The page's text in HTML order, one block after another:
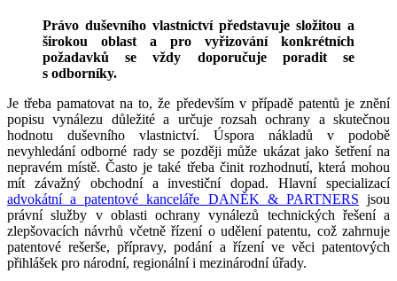
Právo duševního vlastnictví představuje složitou a
širokou oblast a pro vyřizování konkrétních
požadavků se vždy doporučuje poradit se
s odborníky.
Je třeba pamatovat na to, že především v případě patentů je znění
popisu vynálezu důležité a určuje rozsah ochrany a skutečnou
hodnotu duševního vlastnictví. Úspora nákladů v podobě
nevyhledání odborné rady se později může ukázat jako šetření na
nepravém místě. Často je také třeba činit rozhodnutí, která mohou
mít závažný obchodní a investiční dopad. Hlavní specializací
advokátní a patentové kanceláře DANĚK & PARTNERS jsou
právní služby v oblasti ochrany vynálezů technických řešení a
zlepšovacích návrhů včetně řízení o udělení patentu, což zahrnuje
patentové rešerše, přípravy, podání a řízení ve věci patentových
přihlášek pro národní, regionální i mezinárodní úřady.